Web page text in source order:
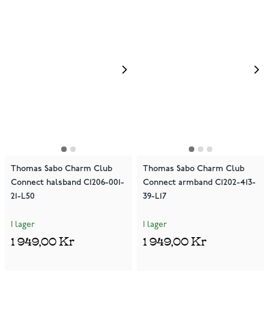
Thomas Sabo Charm Club
Connect halsband C1206-001-
21-L50
I lager
1 949,00 Kr
Thomas Sabo Charm Club
Connect armband C1202-413-
39-L17
I lager
1 949,00 Kr